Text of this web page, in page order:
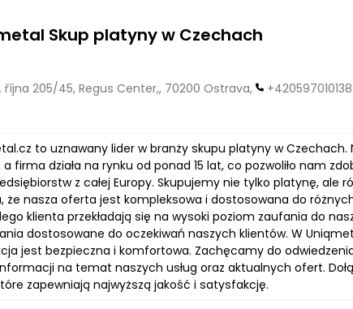
Skup platyny w Czechach
října 205/45, Regus Center,, 70200 Ostrava, +420597010138
to uznawany lider w branży skupu platyny w
firma działa na rynku od ponad 15 lat, co pozwoliło nam
z całej Europy. Skupujemy nie tylko platynę,
że nasza oferta jest kompleksowa i dostosowana do
klienta przekładają się na wysoki poziom zaufania do
dostosowane do oczekiwań naszych klientów. W
jest bezpieczna i komfortowa. Zachęcamy do
na temat naszych usług oraz aktualnych ofert.
zapewniają najwyższą jakość i satysfakcję.